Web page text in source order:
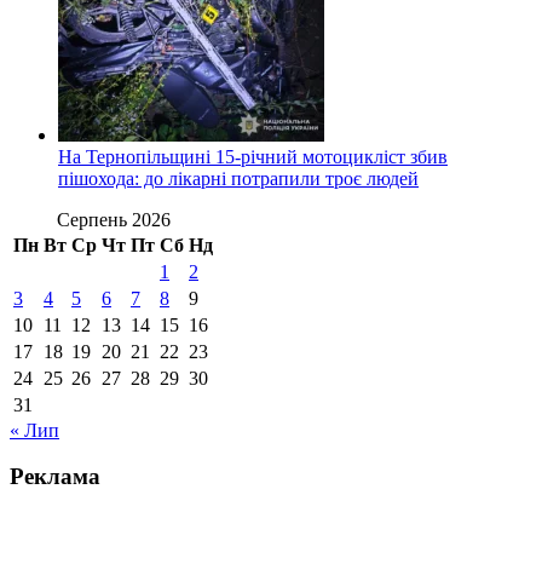
На Тернопільщині 15-річний мотоцикліст збив
пішохода: до лікарні потрапили троє людей
Серпень 2026
Пн Вт Ср Чт Пт Сб Нд
1
2
3
4 5 6 7 8
9
10 11 12 13 14 15 16
17 18 19 20 21 22 23
24 25 26 27 28 29 30
31
« Лип
Реклама